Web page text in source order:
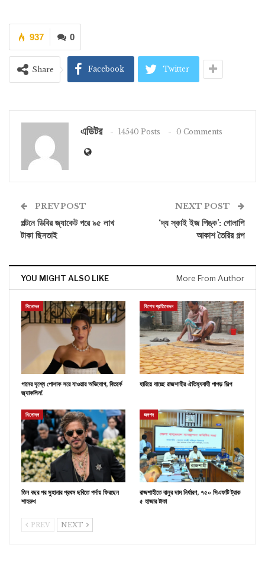
0
937
Share Facebook Twitter
এডিটর 14540 Posts 0 Comments
PREV POST
পল্টনে ডিবির জ্যাকেট পরে ৯৫ লাখ
টাকা ছিনতাই
NEXT POST
‘দ্য স্কাই ইজ পিঙ্ক’: গোলাপি
আকাশ তৈরির গল্প
YOU MIGHT ALSO LIKE More From Author
বিনোদন
গানের দৃশ্যে পোশাক সরে যাওয়ার অভিযোগ, বিতর্কে
জ্যাকলিন!
বিশেষ প্রতিবেদন
হারিয়ে যাচ্ছে রাজশাহীর ঐতিহ্যবাহী পাপড় শিল্প
বিনোদন
তিন বছর পর সুহানার প্রথম ছবিতে পর্দায় ফিরছেন
শাহরুখ
জনপদ
রাজশাহীতে বালুর দাম নির্ধারণ, ৭৫০ সিএফটি ট্রাক
৫ হাজার টাকা
PREV NEXT